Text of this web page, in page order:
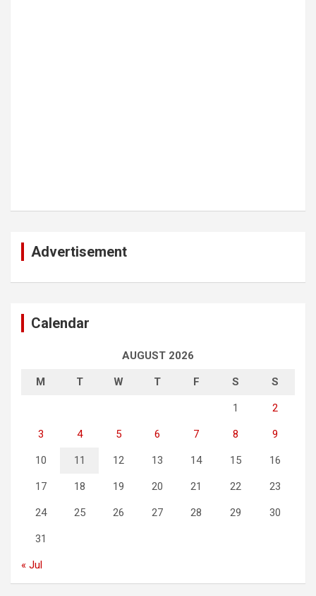
Advertisement
Calendar
AUGUST 2026
M T W T F S S
1 2
3 4 5 6 7 8 9
10 11 12 13 14 15 16
17 18 19 20 21 22 23
24 25 26 27 28 29 30
31
« Jul